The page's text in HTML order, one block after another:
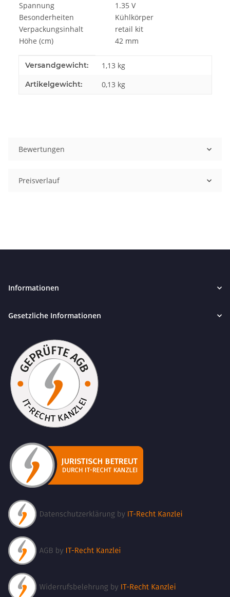
Spannung
1.35 V
Besonderheiten
Kühlkörper
Verpackungsinhalt
retail kit
Höhe (cm)
42 mm
Produkteigenschaft
Wert
Versandgewicht: 1,13 kg
Artikelgewicht: 0,13 kg
Bewertungen
Preisverlauf
Informationen
Gesetzliche Informationen